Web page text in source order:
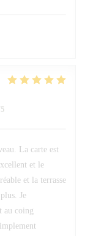
La carte est
et le
et la terrasse
Je
au coing